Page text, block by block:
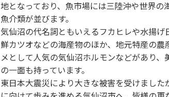
地となっており、魚市場には三陸沖や世界の
魚介類が並びます。
気仙沼の代名詞ともいえるフカヒレや水揚げ
鮮カツオなどの海産物のほか、地元特産の農
メとして人気の気仙沼ホルモンなどがあり、
の一面も持っています。
東日本大震災により大きな被害を受けました